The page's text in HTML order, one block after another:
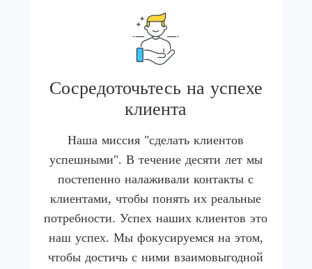
Сосредоточьтесь на успехе
клиента
Наша миссия "сделать клиентов
успешными". В течение десяти лет мы
постепенно налаживали контакты с
клиентами, чтобы понять их реальные
потребности. Успех наших клиентов это
наш успех. Мы фокусируемся на этом,
чтобы достичь с ними взаимовыгодной